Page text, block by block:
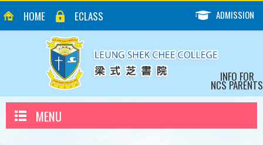
HOME ECLASS ADMISSION
INFO FOR
NCS PARENTS
MENU